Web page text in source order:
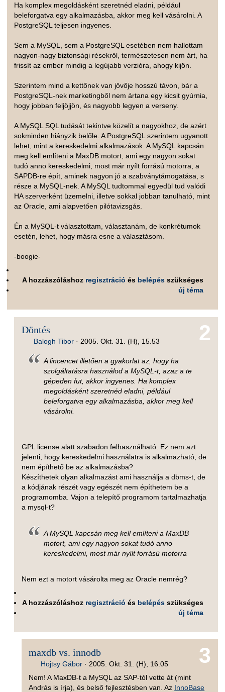
Ha komplex megoldásként szeretnéd eladni, például
beleforgatva egy alkalmazásba, akkor meg kell vásárolni. A
PostgreSQL teljesen ingyenes.
Sem a MySQL, sem a PostgreSQL esetében nem hallottam
nagyon-nagy biztonsági résekről, természetesen nem árt, ha
frissít az ember mindig a legújabb verzióra, ahogy kijön.
Szerintem mind a kettőnek van jövője hosszú távon, bár a
PostgreSQL-nek marketingből nem ártana egy kicsit gyúrnia,
hogy jobban feljöjjön, és nagyobb legyen a verseny.
A MySQL SQL tudását tekintve közelít a nagyokhoz, de azért
sokminden hiányzik belőle. A PostgreSQL szerintem ugyanott
lehet, mint a kereskedelmi alkalmazások. A MySQL kapcsán
meg kell említeni a MaxDB motort, ami egy nagyon sokat
tudó anno kereskedelmi, most már nyílt forrású motorra, a
SAPDB-re épít, aminek nagyon jó a szabványtámogatása, s
része a MySQL-nek. A MySQL tudtommal egyedül tud valódi
HA szerverként üzemelni, illetve sokkal jobban tanulható, mint
az Oracle, ami alapvetően pilótavizsgás.
Én a MySQL-t választottam, választanám, de konkrétumok
esetén, lehet, hogy másra esne a választásom.
-boogie-
A hozzászóláshoz regisztráció és belépés szükséges
új téma
2
Döntés
Balogh Tibor· 2005. Okt. 31. (H), 15.53
A lincencet illetően a gyakorlat az, hogy ha
szolgáltatásra használod a MySQL-t, azaz a te
gépeden fut, akkor ingyenes. Ha komplex
megoldásként szeretnéd eladni, például
beleforgatva egy alkalmazásba, akkor meg kell
vásárolni.
GPL license alatt szabadon felhasználható. Ez nem azt
jelenti, hogy kereskedelmi használatra is alkalmazható, de
nem építhető be az alkalmazásba?
Készíthetek olyan alkalmazást ami használja a dbms-t, de
a kódjának részét vagy egészét nem építhetem be a
programomba. Vajon a telepítő programom tartalmazhatja
a mysql-t?
A MySQL kapcsán meg kell említeni a MaxDB
motort, ami egy nagyon sokat tudó anno
kereskedelmi, most már nyílt forrású motorra
Nem ezt a motort vásárolta meg az Oracle nemrég?
A hozzászóláshoz regisztráció és belépés szükséges
új téma
3
maxdb vs. innodb
Hojtsy Gábor· 2005. Okt. 31. (H), 16.05
Nem! A MaxDB-t a MySQL az SAP-tól vette át (mint
András is írja), és belső fejlesztésben van. Az InnoBase